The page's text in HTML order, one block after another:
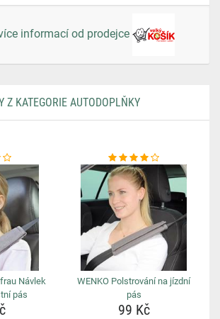
informací od prodejce
Z KATEGORIE AUTODOPLŇKY
Návlek
pás
WENKO Polstrování na jízdní
pás
99 Kč